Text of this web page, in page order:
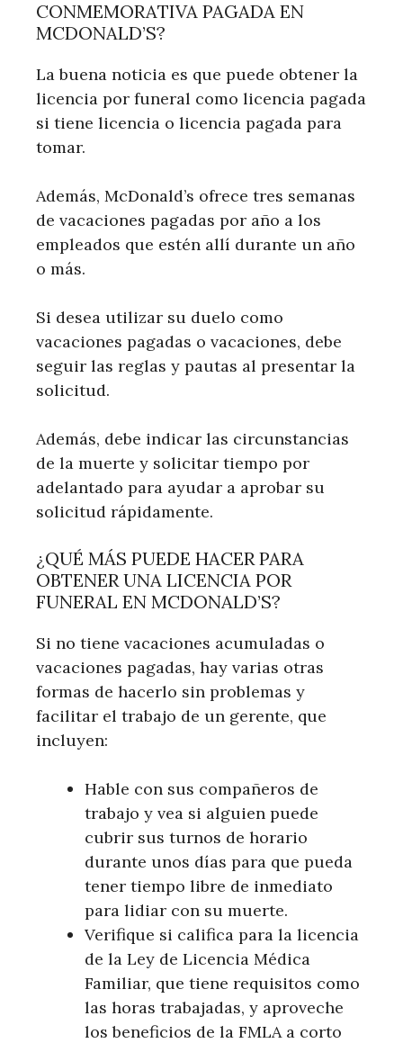
CONMEMORATIVA PAGADA EN
MCDONALD’S?
La buena noticia es que puede obtener la
licencia por funeral como licencia pagada
si tiene licencia o licencia pagada para
tomar.
Además, McDonald’s ofrece tres semanas
de vacaciones pagadas por año a los
empleados que estén allí durante un año
o más.
Si desea utilizar su duelo como
vacaciones pagadas o vacaciones, debe
seguir las reglas y pautas al presentar la
solicitud.
Además, debe indicar las circunstancias
de la muerte y solicitar tiempo por
adelantado para ayudar a aprobar su
solicitud rápidamente.
¿QUÉ MÁS PUEDE HACER PARA
OBTENER UNA LICENCIA POR
FUNERAL EN MCDONALD’S?
Si no tiene vacaciones acumuladas o
vacaciones pagadas, hay varias otras
formas de hacerlo sin problemas y
facilitar el trabajo de un gerente, que
incluyen:
Hable con sus compañeros de
trabajo y vea si alguien puede
cubrir sus turnos de horario
durante unos días para que pueda
tener tiempo libre de inmediato
para lidiar con su muerte.
Verifique si califica para la licencia
de la Ley de Licencia Médica
Familiar, que tiene requisitos como
las horas trabajadas, y aproveche
los beneficios de la FMLA a corto